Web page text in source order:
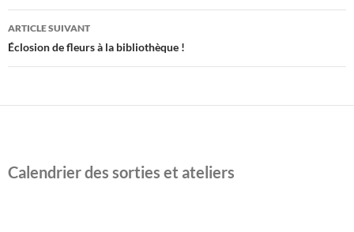
articles
ARTICLE SUIVANT
Éclosion de fleurs à la bibliothèque !
Calendrier des sorties et ateliers